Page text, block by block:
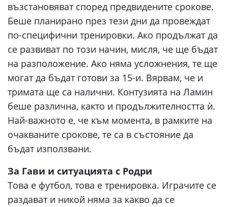
възстановяват според предвидените срокове.
Беше планирано през тези дни да провеждат
по-специфични тренировки. Ако продължат да
се развиват по този начин, мисля, че ще бъдат
на разположение. Ако няма усложнения, те ще
могат да бъдат готови за 15-и. Вярвам, че и
тримата ще са налични. Контузията на Ламин
беше различна, както и продължителността ѝ.
Най-важното е, че към момента, в рамките на
очакваните срокове, те са в състояние да
бъдат използвани.
За Гави и ситуацията с Родри
Това е футбол, това е тренировка. Играчите се
раздават и никой няма за какво да се